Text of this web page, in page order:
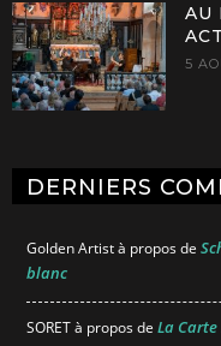
AU
5
DERNIERS
Golden Artistà propos de
blanc
SORETà propos de La